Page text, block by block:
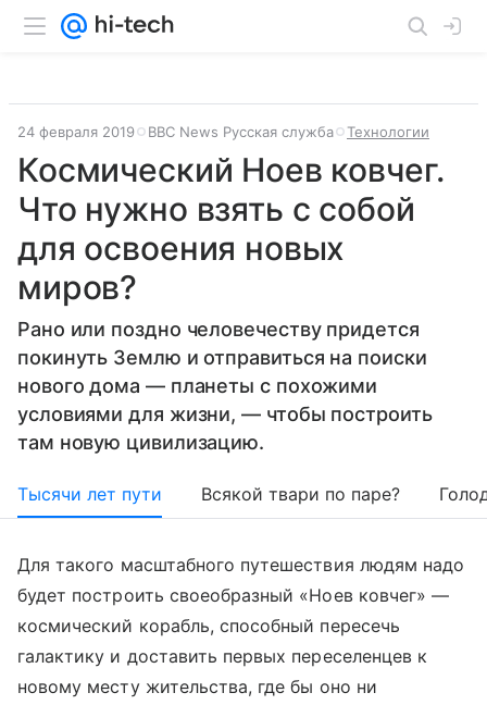
24 февраля 2019 BBC News Русская служба Технологии
Космический Ноев ковчег.
Что нужно взять с собой
для освоения новых
миров?
Рано или поздно человечеству придется
покинуть Землю и отправиться на поиски
нового дома — планеты с похожими
условиями для жизни, — чтобы построить
там новую цивилизацию.
Тысячи лет пути Всякой твари по паре?
Для такого масштабного путешествия людям надо
будет построить своеобразный «Ноев ковчег» —
космический корабль, способный пересечь
галактику и доставить первых переселенцев к
новому месту жительства, где бы оно ни